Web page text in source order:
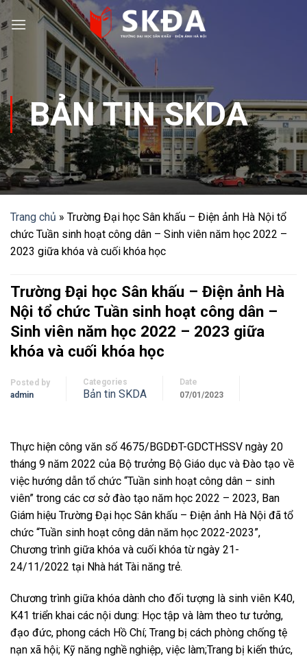
Skip
to
content
BẢN TIN SKDA
Trang chủ » Trường Đại học Sân khấu – Điện ảnh Hà Nội tổ
chức Tuần sinh hoạt công dân – Sinh viên năm học 2022 –
2023 giữa khóa và cuối khóa học
Trường Đại học Sân khấu – Điện ảnh Hà
Nội tổ chức Tuần sinh hoạt công dân –
Sinh viên năm học 2022 – 2023 giữa
khóa và cuối khóa học
Posted by
admin
Categories
Bản tin SKDA
Date
07/01/2023
Thực hiện công văn số 4675/BGDĐT-GDCTHSSV ngày 20
tháng 9 năm 2022 của Bộ trưởng Bộ Giáo dục và Đào tạo về
việc hướng dẫn tổ chức “Tuần sinh hoạt công dân – sinh
viên” trong các cơ sở đào tạo năm học 2022 – 2023, Ban
Giám hiệu Trường Đại học Sân khấu – Điện ảnh Hà Nội đã tổ
chức “Tuần sinh hoạt công dân năm học 2022-2023”,
Chương trình giữa khóa và cuối khóa từ ngày 21-
24/11/2022 tại Nhà hát Tài năng trẻ.
Chương trình giữa khóa dành cho đối tượng là sinh viên K40,
K41 triển khai các nội dung: Học tập và làm theo tư tưởng,
đạo đức, phong cách Hồ Chí; Trang bị cách phòng chống tệ
nạn xã hội; Kỹ năng nghề nghiệp, việc làm;Trang bị kiến thức,